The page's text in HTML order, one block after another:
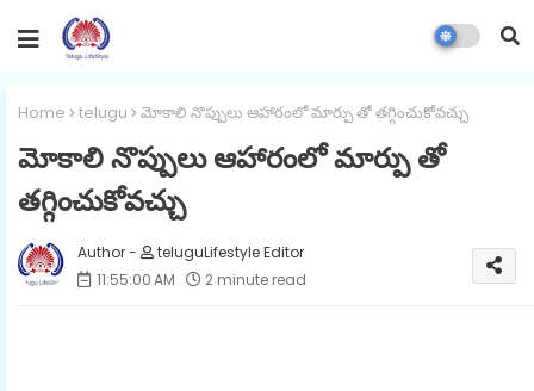
Home telugu మోకాలి నొప్పులు ఆహారంలో మార్పు తో తగ్గించుకోవచ్చు
మోకాలి నొప్పులు ఆహారంలో మార్పు తో
తగ్గించుకోవచ్చు
teluguLifestyle Editor
11:55:00 AM
2 minute read